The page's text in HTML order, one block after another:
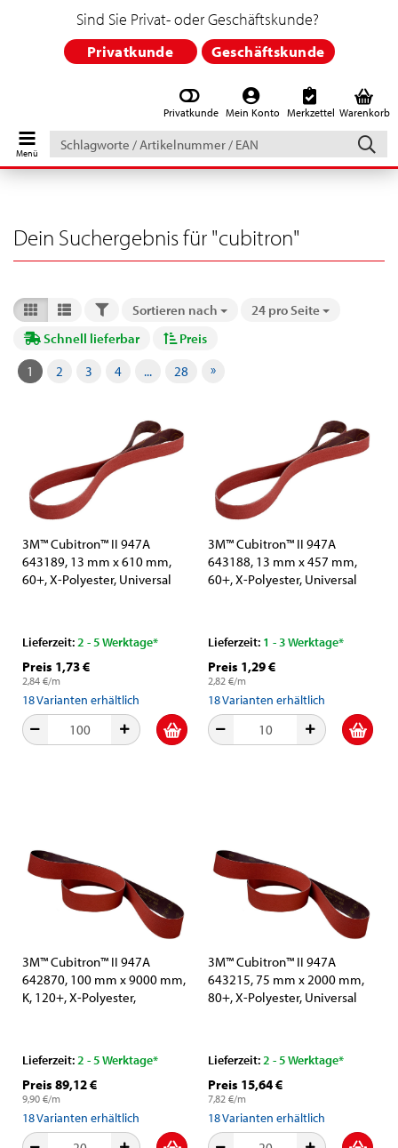
Privatkunde Mein Konto Merkzettel Warenkorb
Schlagworte
/
Artikelnummer
Sind Sie Privat- oder Geschäftskunde?
Privatkunde Geschäftskunde
Dein Suchergebnis für "cubitron"
FILTERSortieren nach
Sortieren nach 24 pro Seite
pro Seite
Schnell lieferbar
Preis
1
2 3 4 ... 28 »
3M™ Cubitron™ II 947A
643189, 13 mm x 610 mm,
60+, X-Polyester, Universal
Lieferzeit:2 - 5 Werktage*
Preis 1,73 €
2,84 €/m
18Varianten erhältlich
3M™ Cubitron™ II 947A
643188, 13 mm x 457 mm,
60+, X-Polyester, Universal
Lieferzeit: 1 - 3 Werktage*
Preis 1,29 €
2,82 €/m
18Varianten erhältlich
3M™ Cubitron™ II 947A
642870, 100 mm x 9000 mm,
K, 120+, X-Polyester,
Lieferzeit:2 - 5 Werktage*
Preis 89,12 €
9,90 €/m
18Varianten erhältlich
3M™ Cubitron™ II 947A
643215, 75 mm x 2000 mm,
80+, X-Polyester, Universal
Lieferzeit:2 - 5 Werktage*
Preis 15,64 €
7,82 €/m
18Varianten erhältlich